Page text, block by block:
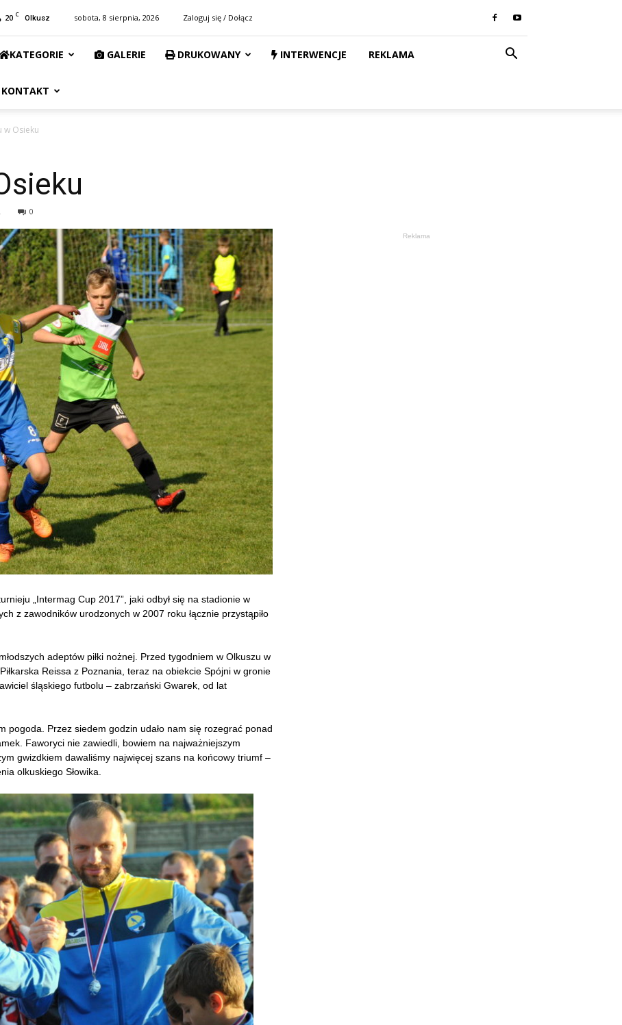
20 C Olkusz sobota, 8 sierpnia, 2026 Zaloguj się / Dołącz
KATEGORIE GALERIE DRUKOWANY INTERWENCJE REKLAMA
KONTAKT
w Osieku
0
„Intermag Cup 2017”, jaki odbył się na stadionie w
z zawodników urodzonych w 2007 roku łącznie przystąpiło
adeptów piłki nożnej. Przed tygodniem w Olkuszu w
Reissa z Poznania, teraz na obiekcie Spójni w gronie
śląskiego futbolu – zabrzański Gwarek, od lat
pogoda. Przez siedem godzin udało nam się rozegrać ponad
Faworyci nie zawiedli, bowiem na najważniejszym
gwizdkiem dawaliśmy najwięcej szans na końcowy triumf –
olkuskiego Słowika.
Reklama